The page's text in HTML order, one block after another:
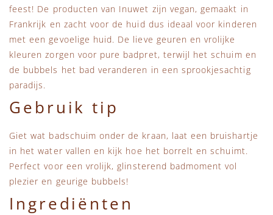
feest! De producten van Inuwet zijn vegan, gemaakt in
Frankrijk en zacht voor de huid dus ideaal voor kinderen
met een gevoelige huid. De lieve geuren en vrolijke
kleuren zorgen voor pure badpret, terwijl het schuim en
de bubbels het bad veranderen in een sprookjesachtig
paradijs.
Gebruik tip
Giet wat badschuim onder de kraan, laat een bruishartje
in het water vallen en kijk hoe het borrelt en schuimt.
Perfect voor een vrolijk, glinsterend badmoment vol
plezier en geurige bubbels!
Ingrediënten